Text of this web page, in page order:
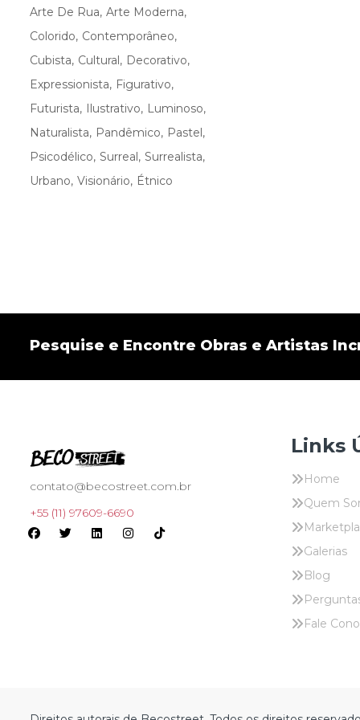
Arte De Rua Arte Moderna
Colorido Contemporâneo
Cubista Cultural
Decorativo
Expressionista
Figurativo
Futurista
Ilustrativo
Luminoso
Naturalista
Pandêmico
Pastel
Psicodélico Surreal Surrealista
Urbano Visionário Étnico
Pesquise e Encontre Obras e Artistas
contato@becostreet.com.br
+55 (11) 97609-6690
Links
Home
Quem
Galerias
Blog
Fale